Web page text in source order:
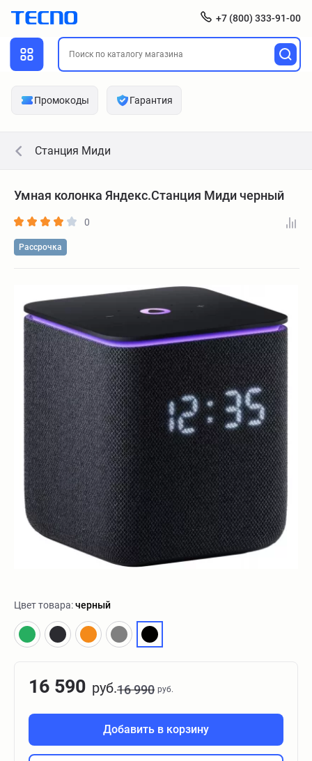
+7 (800) 333-91-00
Промокоды Гарантия
Станция Миди
Умная колонка Яндекс.Станция Миди черный
0
Рассрочка
Цвет товара:черный
16 590 руб.16 990 руб.
Добавить в корзину